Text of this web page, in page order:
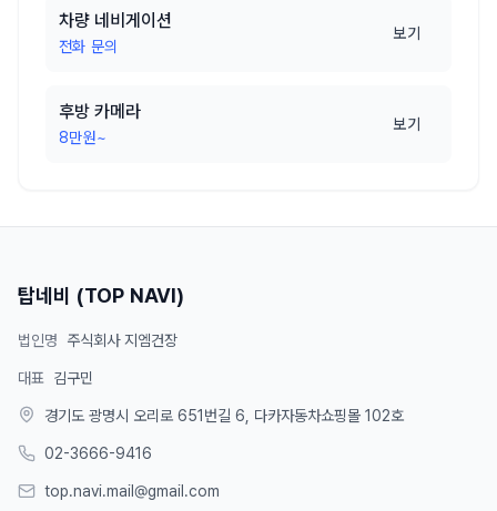
차량 네비게이션
전화 문의
보기
후방 카메라
8만원~
보기
탑네비 (TOP NAVI)
법인명 주식회사 지엠건장
대표 김구민
경기도 광명시 오리로 651번길 6, 다카자동차쇼핑몰 102호
02-3666-9416
top.navi.mail@gmail.com